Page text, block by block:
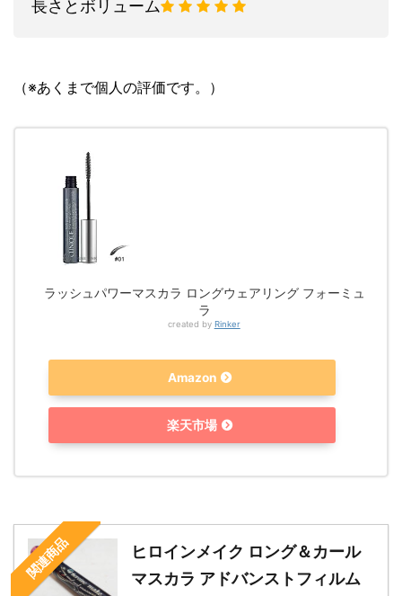
長さとボリューム
（※あくまで個人の評価です。）
ラッシュパワーマスカラ ロングウェアリング フォーミュ
ラ
created by Rinker
Amazon
楽天市場
関連商品
ヒロインメイク ロング＆カール
マスカラ アドバンストフィルム